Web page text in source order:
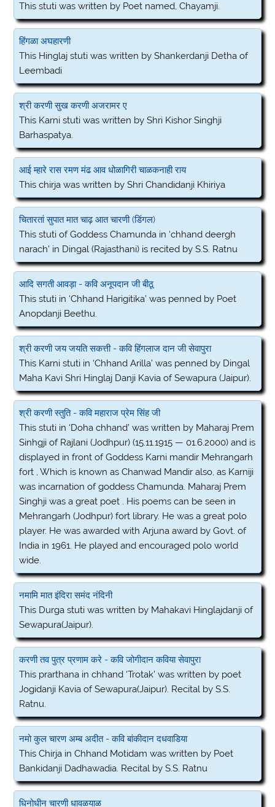
This stuti was written by Poet named, Chayamji.
हिंगळा अघहारणी
This Hinglaj stuti was written by Shankerdanji Detha of
Leembadi
श्री करणी सुख करणी अजरामर ए
This Karni stuti was written by Shri Kishor Singhji
Barhaspatya.
आई म्हारे रास रमण मंढ आव धोळागिरी चाळकनाही राय
This chirja was written by Shri Chandidanji Khiriya
चितारतां सुपात मात चाढ़ आत चारणी (डिंगल)
This stuti of Goddess Chamunda in ‘chhand deergh
narach’ in Dingal (Rajasthani) is recited by S.S. Ratnu
आदि सगती आवड़ा - कवि अनूपदान जी बीठू
This stuti in ‘Chhand Harigitika’ was penned by Poet
Anopdanji Beethu.
श्री करणी जय जयति सकत्ती - कवि हिंगलाज दान जी सेवापुरा
This Karni stuti in ‘Chhand Arilla’ was penned by Dingal
Maha Kavi Shri Hinglaj Danji Kavia of Sewapura (Jaipur).
श्री करणी स्तुति - कवि महाराज प्रेम सिंह जी
This stuti in ‘Doha chhand’ was written by Maharaj Prem
Sinhgji of Rajlani (Jodhpur) (15.11.1915 — 01.6.2000) and is
displayed in front of Goddess Karni mandir Mehrangarh
fort , Which is known as Chanwad Mandir also, as Karniji
was incarnation of goddess Chamunda. Maharaj Prem
Singhji was a great poet . His poems can be seen in
Mehrangarh (Jodhpur) fort library. He was a great polo
player. He was awarded with Arjuna award by Govt. of
India in 1961. He played and encouraged polo world
wide.
नमामि मात इंदिरा समंद नंदिनी
This Durga stuti was written by Mahakavi Hinglajdanji of
Sewapura(Jaipur).
करणी तव पुत्र प्रणाम करे - कवि जोगीदान कविया सेवापुरा
This prarthana in chhand ‘Trotak’ was written by poet
Jogidanji Kavia of Sewapura(Jaipur). Recital by S.S.
Ratnu.
नमो कुल चारण अम्ब अदीत - कवि बांकीदान दधवाडिया
This Chirja in Chhand Motidam was written by Poet
Bankidanji Dadhawadia. Recital by S.S. Ratnu
धिनोधीन चारणी धावळयाळ